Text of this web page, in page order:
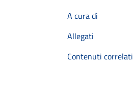
A cura di
Allegati
Contenuti correlati